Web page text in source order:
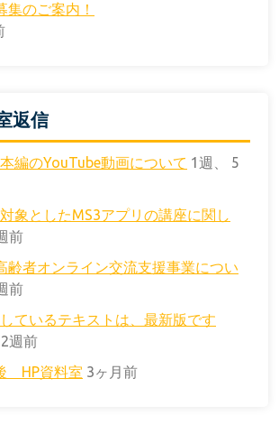
集のご案内！
返信
編のYouTube動画について 1週、 5
象としたMS3アプリの講座に関し
前
齢者オンライン交流支援事業につい
前
ているテキストは、最新版です
週前
HP資料室 3ヶ月前